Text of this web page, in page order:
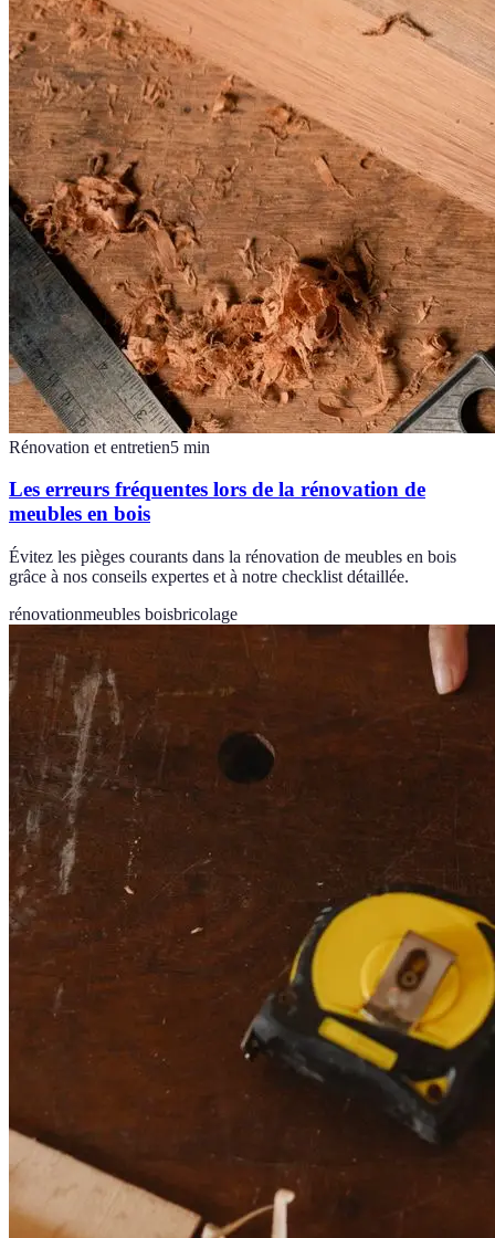
Rénovation et entretien5 min
Les erreurs fréquentes lors de la rénovation de
meubles en bois
Évitez les pièges courants dans la rénovation de meubles en bois
grâce à nos conseils expertes et à notre checklist détaillée.
rénovationmeubles boisbricolage